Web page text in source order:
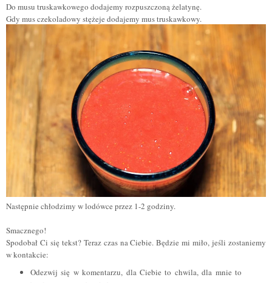
Do musu truskawkowego dodajemy rozpuszczonążelatynę.
Gdy mus czekoladowy stężeje dodajemy mus truskawkowy.
Następnie chłodzimy w lodówce przez 1-2 godziny.
Smacznego!
Spodobał Ci się tekst? Teraz czas na Ciebie. Będzie mi miło, jeśli zostaniemy
w kontakcie:
Odezwij się w komentarzu, dla Ciebie to chwila, dla mnie to